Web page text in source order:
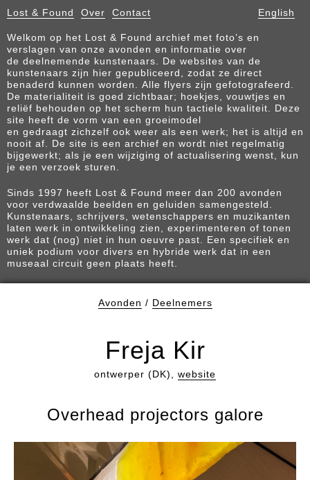
Lost & Found Over Contact English
Welkom op het Lost & Found archief met foto’s en
verslagen van onze avonden en informatie over
de deelnemende kunstenaars. De websites van de
kunstenaars zijn hier gepubliceerd, zodat ze direct
benaderd kunnen worden. Alle flyers zijn gefotografeerd.
De materialiteit is goed zichtbaar; hoekjes, vouwtjes en
reliëf behouden op het scherm hun tactiele kwaliteit. Deze
site heeft de vorm van een groeimodel
en gedraagt zichzelf ook weer als een werk; het is altijd en
nooit af. De site is een archief en wordt niet regelmatig
bijgewerkt; als je een wijziging of actualisering wenst, kun
je een verzoek sturen.
Sinds 1997 heeft Lost & Found meer dan 200 avonden
voor verdwaalde beelden en geluiden samengesteld.
Kunstenaars, schrijvers, wetenschappers en muzikanten
laten werk in ontwikkeling zien, experimenteren of tonen
werk dat (nog) niet in hun oeuvre past. Een specifiek en
uniek podium voor divers en hybride werk dat in een
museaal circuit geen plaats heeft.
Avonden / Deelnemers
Freja Kir
ontwerper (DK), website
Overhead projectors galore